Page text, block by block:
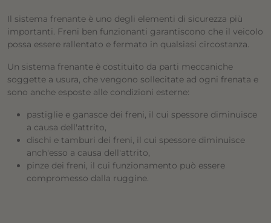
Il sistema frenante è uno degli elementi di sicurezza più
importanti. Freni ben funzionanti garantiscono che il veicolo
possa essere rallentato e fermato in qualsiasi circostanza.
Un sistema frenante è costituito da parti meccaniche
soggette a usura, che vengono sollecitate ad ogni frenata e
sono anche esposte alle condizioni esterne:
pastiglie e ganasce dei freni, il cui spessore diminuisce
a causa dell'attrito,
dischi e tamburi dei freni, il cui spessore diminuisce
anch'esso a causa dell'attrito,
pinze dei freni, il cui funzionamento può essere
compromesso dalla ruggine.